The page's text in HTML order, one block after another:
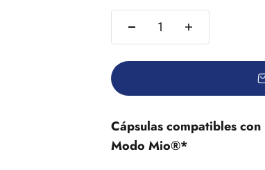
Cápsulas compatibles
Modo Mio®*